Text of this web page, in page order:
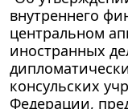
внутреннего
центральном
иностранных
консульских
Федерации,